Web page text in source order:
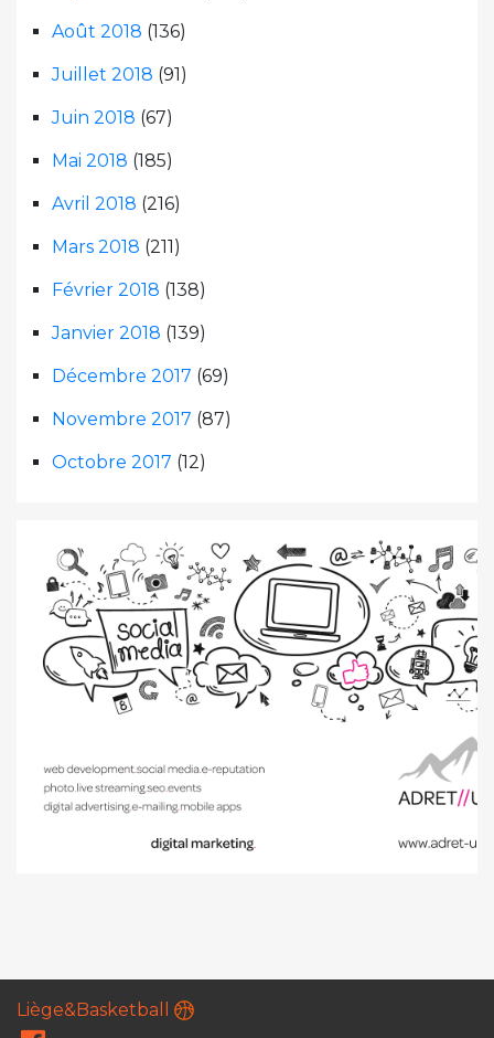
Août 2018 (136)
Juillet 2018 (91)
Juin 2018 (67)
Mai 2018 (185)
Avril 2018 (216)
Mars 2018 (211)
Février 2018 (138)
Janvier 2018 (139)
Décembre 2017 (69)
Novembre 2017 (87)
Octobre 2017 (12)
Liège&Basketball